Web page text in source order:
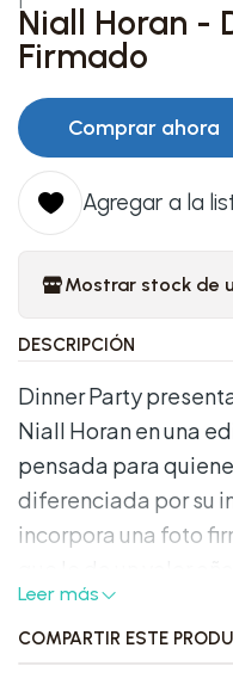
Niall Horan -
Firmado
Comprar ahora
Agregar a la
Mostrar stock de
DESCRIPCIÓN
Dinner Party
Niall Horan en una
pensada para
diferenciada por su
incorpora una foto
lanzamiento. El
con un enfoque
la propia
Leer más
COMPARTIR ESTE